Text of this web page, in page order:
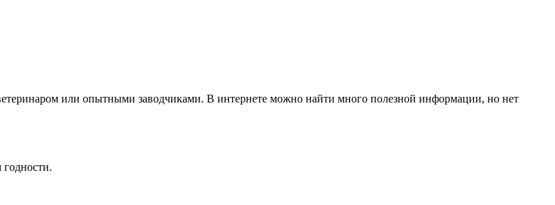
или опытными заводчиками. В интернете можно найти много полезной информации, но нет